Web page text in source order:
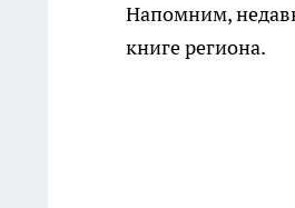
Напомним,
книге региона.